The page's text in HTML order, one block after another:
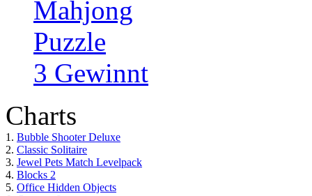
Mahjong
Puzzle
3 Gewinnt
Charts
1. Bubble Shooter Deluxe
2. Classic Solitaire
3. Jewel Pets Match Levelpack
4. Blocks 2
5. Office Hidden Objects